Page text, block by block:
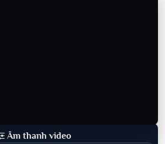
Âm thanh video